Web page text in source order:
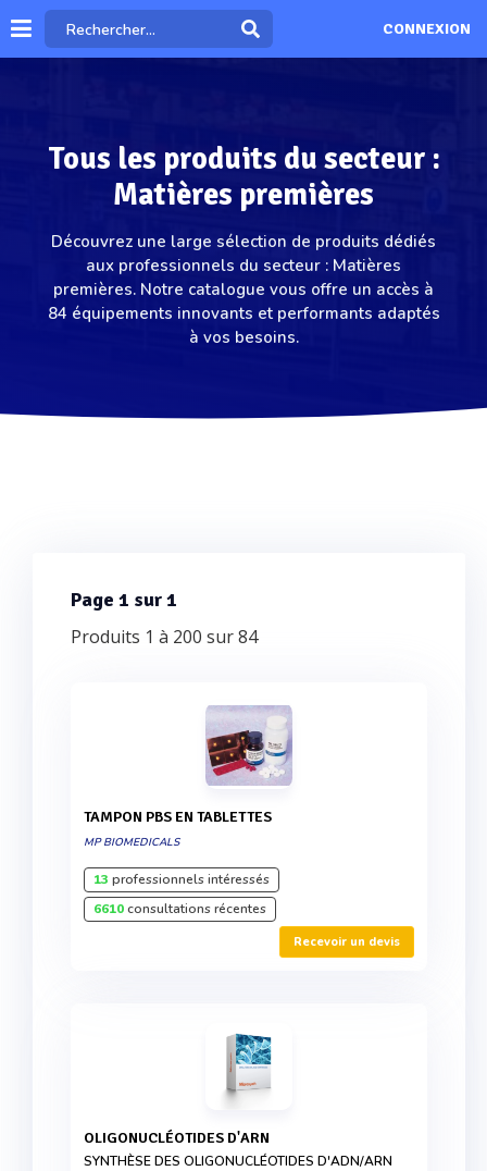
CONNEXION
Tous les produits du secteur :
Matières premières
Découvrez une large sélection de produits dédiés
aux professionnels du secteur : Matières
premières. Notre catalogue vous offre un accès à
84 équipements innovants et performants adaptés
à vos besoins.
Page 1 sur 1
Produits 1 à 200 sur 84
TAMPON PBS EN TABLETTES
MP BIOMEDICALS
13 professionnels intéressés
6610consultations récentes
Recevoir un devis
OLIGONUCLÉOTIDES D'ARN
SYNTHÈSE DES OLIGONUCLÉOTIDES D'ADN/ARN